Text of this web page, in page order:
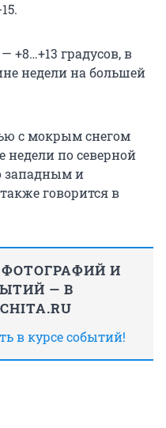
+8…+13 градусов, в
недели на большей
с мокрым снегом
недели по северной
западным и
говорится в
И
— В
в курсе событий!